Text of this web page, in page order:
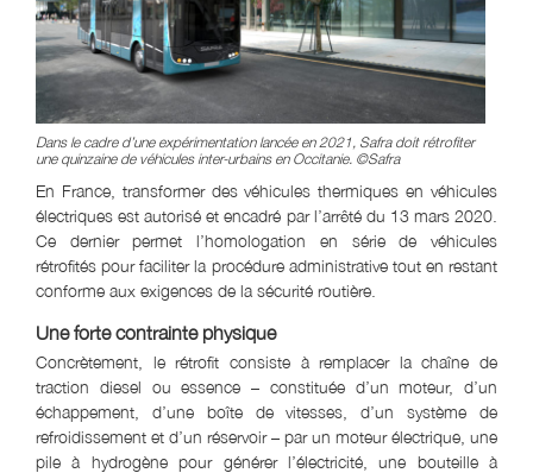
Dans le cadre d’une expérimentation lancée en 2021, Safra doit rétrofiter
une quinzaine de véhicules inter-urbains en Occitanie. ©Safra
En France, transformer des véhicules thermiques en véhicules
électriques est autorisé et encadré par l’arrêté du 13 mars 2020.
Ce dernier permet l’homologation en série de véhicules
rétrofités pour faciliter la procédure administrative tout en restant
conforme aux exigences de la sécurité routière.
Une forte contrainte physique
Concrètement, le rétrofit consiste à remplacer la chaîne de
traction diesel ou essence – constituée d’un moteur, d’un
échappement, d’une boîte de vitesses, d’un système de
refroidissement et d’un réservoir – par un moteur électrique, une
pile à hydrogène pour générer l’électricité, une bouteille à